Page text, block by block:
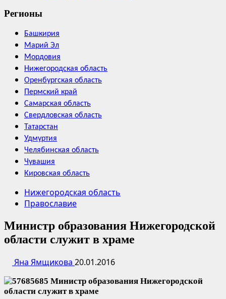
Регионы
Башкирия
Марий Эл
Мордовия
Нижегородская область
Оренбургская область
Пермский край
Самарская область
Свердловская область
Татарстан
Удмуртия
Челябинская область
Чувашия
Кировская область
Нижегородская область
Православие
Министр образования Нижегородской
области служит в храме
Яна Ямщикова 20.01.2016